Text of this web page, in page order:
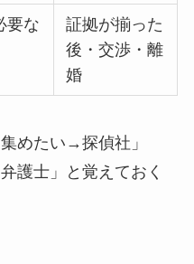
要な
証拠が揃った
後・交渉・離
婚
めたい→探偵社」
護士」と覚えておく